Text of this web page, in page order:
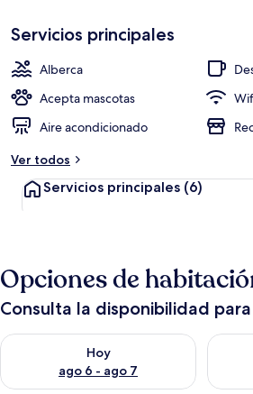
Servicios principales
Alberca
Acepta mascotas
Aire acondicionado
Ver todos
Servicios principales (6)
Opciones de
Consulta la disponibilidad
Hoy
ago 6 - ago 7
Consulta la disponibilidad para hoy